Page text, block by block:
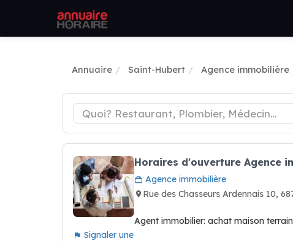
Annuaire Saint-Hubert Agence immobilière
Signaler une
Horaires d'ouverture Agence
Agence immobilière
Rue des Chasseurs Ardennais 10,
Agent immobilier: achat maison